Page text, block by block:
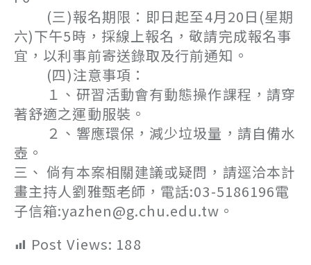
(三)報名期限：即日起至4月20日(星期
六)下午5時，採線上報名，敬請完成報名事
宜，以利事前寄送錄取及行前通知。
(四)注意事項：
１、研習活動會有動態操作課程，請穿
著舒適之運動服裝。
２、響應環保，減少垃圾量，請自備水
壺。
三、 倘有本案相關建議或疑問，請逕洽本計
畫主持人劉雅甄老師，電話:03-5186196電
子信箱:yazhen@g.chu.edu.tw。
Post Views: 188